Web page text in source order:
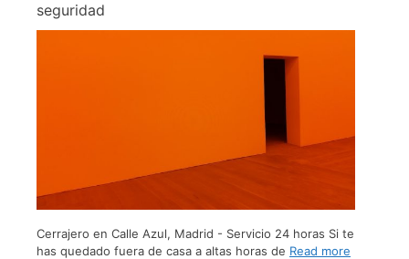
seguridad
Cerrajero en Calle Azul, Madrid - Servicio 24 horas Si te
has quedado fuera de casa a altas horas de Read more